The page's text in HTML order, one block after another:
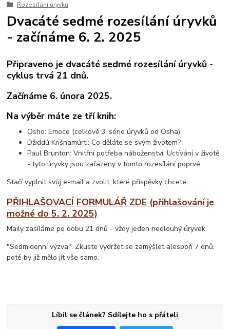
Rozesílání úryvků
Dvacáté sedmé rozesílání úryvků
- začínáme 6. 2. 2025
Připraveno je dvacáté sedmé rozesílání úryvků -
cyklus trvá 21 dnů.
Začínáme 6. února 2025.
Na výběr máte ze tří knih:
Osho: Emoce (celkově 3. série úryvků od Osha)
Džiddú Krišnamúrti: Co děláte se svým životem?
Paul Brunton: Vnitřní potřeba náboženství, Uctívání v životě
- tyto úryvky jsou zařazeny v tomto rozesílání poprvé
Stačí vyplnit svůj e-mail a zvolit, které příspěvky chcete:
PŘIHLAŠOVACÍ FORMULÁŘ ZDE (přihlašování je
možné do 5. 2. 2025)
Maily zasíláme po dobu 21 dnů - vždy jeden nedlouhý úryvek.
"Sedmidenní výzva": Zkuste vydržet se zamýšlet alespoň 7 dnů,
poté by již mělo jít vše samo.
Líbil se článek? Sdílejte ho s přáteli